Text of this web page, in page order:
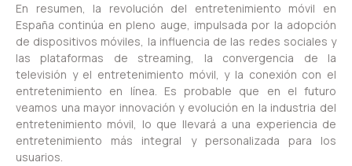
En resumen, la revolución del entretenimiento móvil en
España continúa en pleno auge, impulsada por la adopción
de dispositivos móviles, la influencia de las redes sociales y
las plataformas de streaming, la convergencia de la
televisión y el entretenimiento móvil, y la conexión con el
entretenimiento en línea. Es probable que en el futuro
veamos una mayor innovación y evolución en la industria del
entretenimiento móvil, lo que llevará a una experiencia de
entretenimiento más integral y personalizada para los
usuarios.